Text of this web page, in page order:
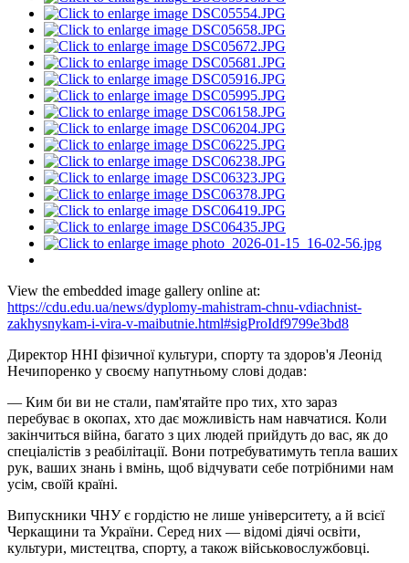
View the embedded image gallery online at:
https://cdu.edu.ua/news/dyplomy-mahistram-chnu-vdiachnist-
zakhysnykam-i-vira-v-maibutnie.html#sigProIdf9799e3bd8
Директор ННІ фізичної культури, спорту та здоров'я Леонід
Нечипоренко у своєму напутньому слові додав:
— Ким би ви не стали, пам'ятайте про тих, хто зараз
перебуває в окопах, хто дає можливість нам навчатися. Коли
закінчиться війна, багато з цих людей прийдуть до вас, як до
спеціалістів з реабілітації. Вони потребуватимуть тепла ваших
рук, ваших знань і вмінь, щоб відчувати себе потрібними нам
усім, своїй країні.
Випускники ЧНУ є гордістю не лише університету, а й всієї
Черкащини та України. Серед них — відомі діячі освіти,
культури, мистецтва, спорту, а також військовослужбовці.